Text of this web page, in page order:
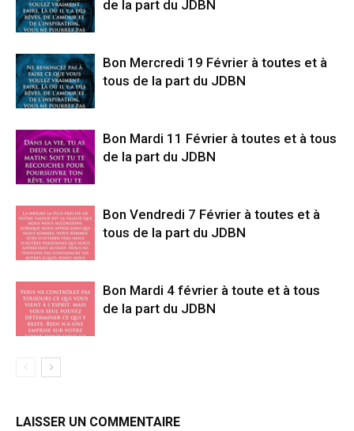
de la part du JDBN
Bon Mercredi 19 Février à toutes et à
tous de la part du JDBN
Bon Mardi 11 Février à toutes et à tous
de la part du JDBN
Bon Vendredi 7 Février à toutes et à
tous de la part du JDBN
Bon Mardi 4 février à toute et à tous
de la part du JDBN
LAISSER UN COMMENTAIRE